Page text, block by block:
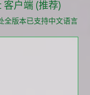
户端 (推荐)
全版本已支持中文语言